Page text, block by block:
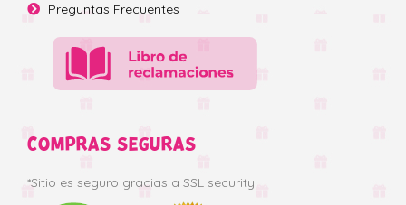
Preguntas Frecuentes
COMPRAS SEGURAS
*Sitio es seguro gracias a SSL security